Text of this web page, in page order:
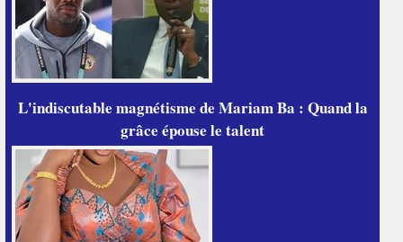
L'indiscutable magnétisme de Mariam Ba : Quand la
grâce épouse le talent